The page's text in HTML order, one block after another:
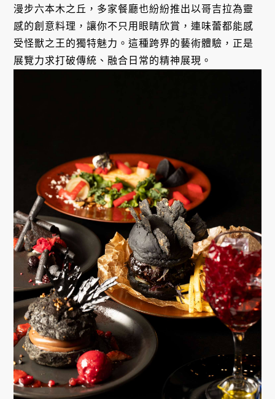
漫步六本木之丘，多家餐廳也紛紛推出以哥吉拉為靈
感的創意料理，讓你不只用眼睛欣賞，連味蕾都能感
受怪獸之王的獨特魅力。這種跨界的藝術體驗，正是
展覽力求打破傳統、融合日常的精神展現。